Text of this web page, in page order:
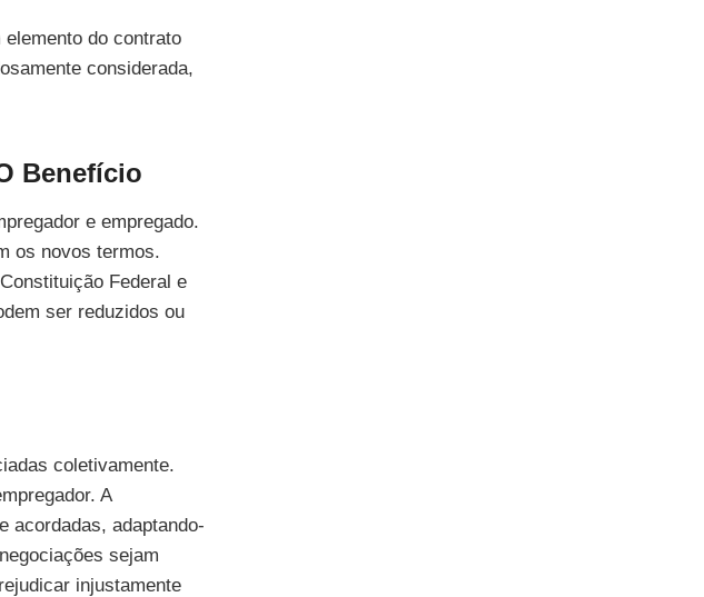
do contrato
considerada,
Benefício
e empregado.
os novos termos.
Federal e
ser reduzidos ou
coletivamente.
A
acordadas, adaptando-
sejam
injustamente